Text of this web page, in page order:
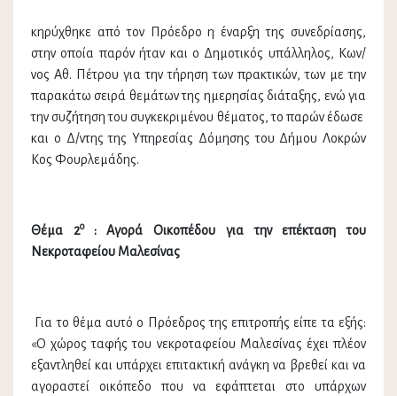
κηρύχθηκε από τον Πρόεδρο η έναρξη της συνεδρίασης,
στην οποία παρόν ήταν και ο Δημοτικός υπάλληλος, Κων/
νος Αθ. Πέτρου για την τήρηση των πρακτικών, των με την
παρακάτω σειρά θεμάτων της ημερησίας διάταξης, ενώ για
την συζήτηση του συγκεκριμένου θέματος, το παρών έδωσε
και ο Δ/ντης της Υπηρεσίας Δόμησης του Δήμου Λοκρών
Κος Φουρλεμάδης.
Θέμα 2ο : Αγορά Οικοπέδου για την επέκταση του
Νεκροταφείου Μαλεσίνας
Για το θέμα αυτό ο Πρόεδρος της επιτροπής είπε τα εξής:
«Ο χώρος ταφής του νεκροταφείου Μαλεσίνας έχει πλέον
εξαντληθεί και υπάρχει επιτακτική ανάγκη να βρεθεί και να
αγοραστεί οικόπεδο που να εφάπτεται στο υπάρχων